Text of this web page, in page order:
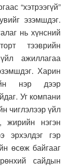
“хэтрээгүй”
эзэмшдэг.
нь хүнсний
тээврийн
ажиллагаа
Харин
нэр дээр
Уг компани
чиглэлээр үйл
жирийн нэгэн
эрхэлдэг гэр
өсөж байгааг
сайдын